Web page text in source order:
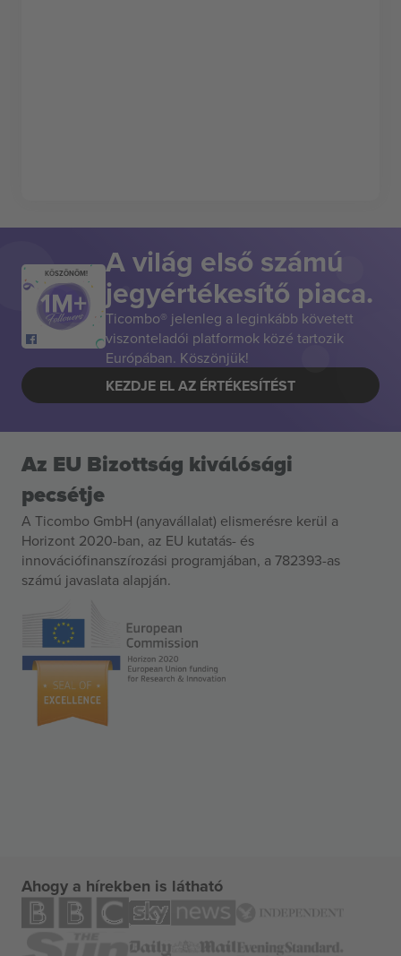
KÖSZÖNÖM! A világ első számú
jegyértékesítő piaca.
Ticombo® jelenleg a leginkább követett
viszonteladói platformok közé tartozik
Európában. Köszönjük!
KEZDJE EL AZ ÉRTÉKESÍTÉST
Az EU Bizottság kiválósági
pecsétje
A Ticombo GmbH (anyavállalat) elismerésre kerül a
Horizont 2020-ban, az EU kutatás- és
innovációfinanszírozási programjában, a 782393-as
számú javaslata alapján.
Ahogy a hírekben is látható